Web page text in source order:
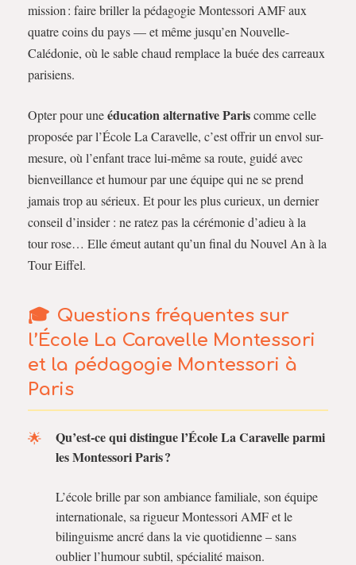
mission : faire briller la pédagogie Montessori AMF aux
quatre coins du pays — et même jusqu’en Nouvelle-
Calédonie, où le sable chaud remplace la buée des carreaux
parisiens.
Opter pour uneéducation alternative Pariscomme celle
proposée par l’École La Caravelle, c’est offrir un envol sur-
mesure, où l’enfant trace lui-même sa route, guidé avec
bienveillance et humour par une équipe qui ne se prend
jamais trop au sérieux. Et pour les plus curieux, un dernier
conseil d’insider : ne ratez pas la cérémonie d’adieu à la
tour rose… Elle émeut autant qu’un final du Nouvel An à la
Tour Eiffel.
Questions fréquentes sur
l’École La Caravelle Montessori
et la pédagogie Montessori à
Paris
Qu’est-ce qui distingue l’École La Caravelle parmi
les Montessori Paris ?
L’école brille par son ambiance familiale, son équipe
internationale, sa rigueur Montessori AMF et le
bilinguisme ancré dans la vie quotidienne – sans
oublier l’humour subtil, spécialité maison.